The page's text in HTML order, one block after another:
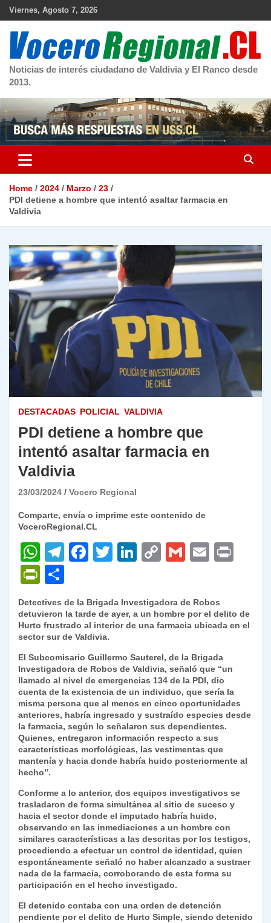
Skip
Viernes, Agosto 7, 2026
Noticias de interés ciudadano de Valdivia y El Ranco desde
2013.
Home 2024 Marzo
23
PDI detiene a hombre que intentó asaltar farmacia en
Valdivia
DESTACADAS POLICIAL VALDIVIA
PDI detiene a hombre que
intentó asaltar farmacia en
Valdivia
23/03/2024 Vocero Regional
Comparte, envía o imprime este contenido de
VoceroRegional.CL
W
h
at
s
A
p
p
T
gr
a
m
F
e
b
o
o
k
T
er
Li
e
dI
n
C
y
Li
n
k
G
l
E
l
P
ri
nt
Fr
ie
n
dl
y
o
m
p
ar
tir
Detectives de la Brigada Investigadora de Robos
detuvieron la tarde de ayer, a un hombre por el delito de
Hurto frustrado al interior de una farmacia ubicada en el
sector sur de Valdivia.
El Subcomisario Guillermo Sauterel, de la Brigada
Investigadora de Robos de Valdivia, señaló que “un
llamado al nivel de emergencias 134 de la PDI, dio
cuenta de la existencia de un individuo, que sería la
misma persona que al menos en cinco oportunidades
anteriores, habría ingresado y sustraído especies desde
la farmacia, según lo señalaron sus dependientes.
Quienes, entregaron información respecto a sus
características morfológicas, las vestimentas que
mantenía y hacia donde habría huido posteriormente al
hecho”.
Conforme a lo anterior, dos equipos investigativos se
trasladaron de forma simultánea al sitio de suceso y
hacia el sector donde el imputado habría huido,
observando en las inmediaciones a un hombre con
similares características a las descritas por los testigos,
procediendo a efectuar un control de identidad, quien
espontáneamente señaló no haber alcanzado a sustraer
nada de la farmacia, corroborando de esta forma su
participación en el hecho investigado.
El detenido contaba con una orden de detención
pendiente por el delito de Hurto Simple, siendo detenido